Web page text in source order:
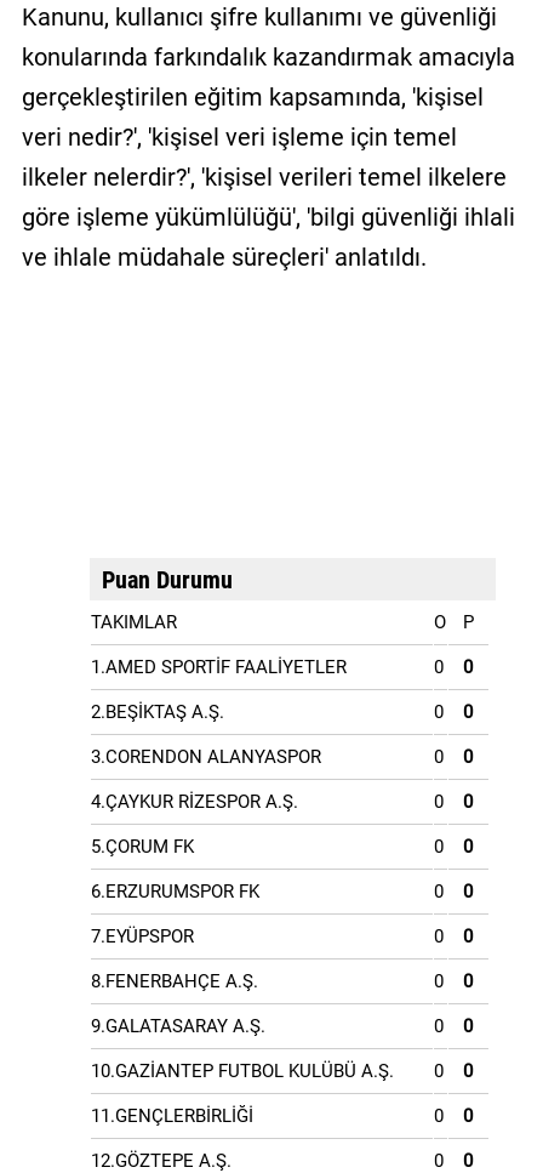
Kanunu, kullanıcı şifre kullanımı ve güvenliği
konularında farkındalık kazandırmak amacıyla
gerçekleştirilen eğitim kapsamında, 'kişisel
veri nedir?', 'kişisel veri işleme için temel
ilkeler nelerdir?', 'kişisel verileri temel ilkelere
göre işleme yükümlülüğü', 'bilgi güvenliği ihlali
ve ihlale müdahale süreçleri' anlatıldı.
Puan Durumu
TAKIMLAR O P
1.AMED SPORTİF FAALİYETLER 0 0
2.BEŞİKTAŞ A.Ş. 0 0
3.CORENDON ALANYASPOR 0 0
4.ÇAYKUR RİZESPOR A.Ş. 0 0
5.ÇORUM FK 0 0
6.ERZURUMSPOR FK 0 0
7.EYÜPSPOR 0 0
8.FENERBAHÇE A.Ş. 0 0
9.GALATASARAY A.Ş. 0 0
10.GAZİANTEP FUTBOL KULÜBÜ A.Ş. 0 0
11.GENÇLERBİRLİĞİ 0 0
12.GÖZTEPE A.Ş. 0 0